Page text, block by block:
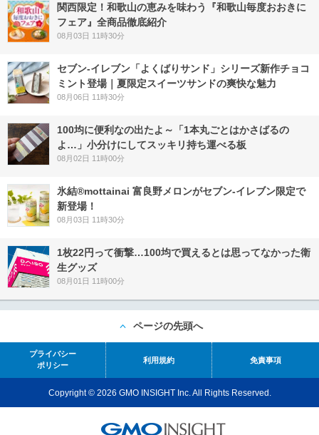
関西限定！和歌山の恵みを味わう『和歌山毎度おおきに
フェア』全商品徹底紹介
08月03日 11時30分
セブン‐イレブン「よくばりサンド」シリーズ新作チョコ
ミント登場｜夏限定スイーツサンドの爽快な魅力
08月06日 11時30分
100均に便利なの出たよ～「1本丸ごとはかさばるの
よ…」小分けにしてスッキリ持ち運べる板
08月02日 11時00分
氷結®mottainai 富良野メロンがセブン‐イレブン限定で
新登場！
08月03日 11時30分
1枚22円って衝撃…100均で買えるとは思ってなかった衛
生グッズ
08月01日 11時00分
ページの先頭へ
プライバシー
ポリシー
利用規約 免責事項
Copyright © 2026 GMO INSIGHT Inc. All Rights Reserved.